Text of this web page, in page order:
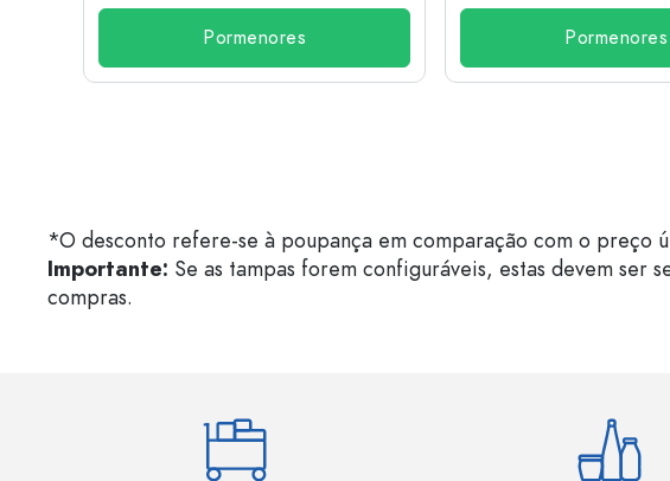
Pormenores Pormenores
*O desconto refere-se à poupança em comparação com o preço
Importante: Se as tampas forem configuráveis, estas devem ser
compras.